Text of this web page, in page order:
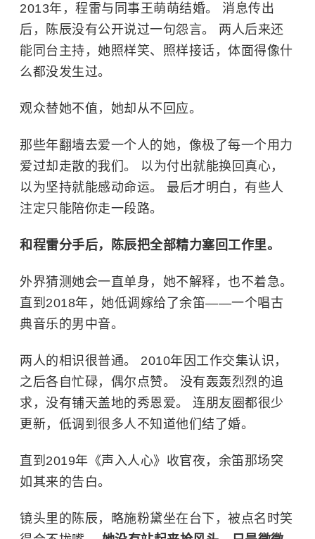
2013年，程雷与同事王萌萌结婚。 消息传出
后，陈辰没有公开说过一句怨言。 两人后来还
能同台主持，她照样笑、照样接话，体面得像什
么都没发生过。
观众替她不值，她却从不回应。
那些年翻墙去爱一个人的她，像极了每一个用力
爱过却走散的我们。 以为付出就能换回真心，
以为坚持就能感动命运。 最后才明白，有些人
注定只能陪你走一段路。
和程雷分手后，陈辰把全部精力塞回工作里。
外界猜测她会一直单身，她不解释，也不着急。
直到2018年，她低调嫁给了余笛——一个唱古
典音乐的男中音。
两人的相识很普通。 2010年因工作交集认识，
之后各自忙碌，偶尔点赞。 没有轰轰烈烈的追
求，没有铺天盖地的秀恩爱。 连朋友圈都很少
更新，低调到很多人不知道他们结了婚。
直到2019年《声入人心》收官夜，余笛那场突
如其来的告白。
镜头里的陈辰，略施粉黛坐在台下，被点名时笑